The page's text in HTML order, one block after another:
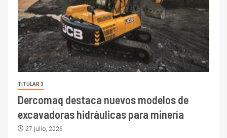
TITULAR 3
Dercomaq destaca nuevos modelos de
excavadoras hidráulicas para minería
27 julio, 2026